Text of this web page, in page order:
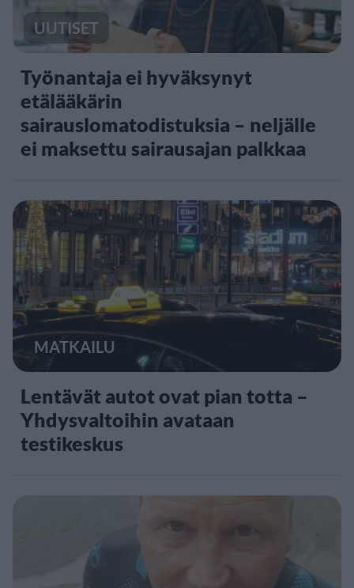
UUTISET
Työnantaja ei hyväksynyt
etälääkärin
sairauslomatodistuksia – neljälle
ei maksettu sairausajan palkkaa
MATKAILU
Lentävät autot ovat pian totta –
Yhdysvaltoihin avataan
testikeskus